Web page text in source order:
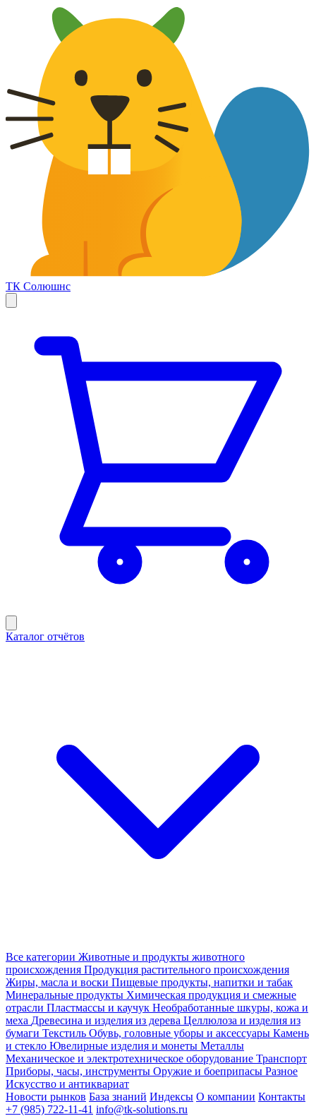
ТК Солюшнс
Каталог отчётов
Все категории Животные и продукты животного
происхождения Продукция растительного происхождения
Жиры, масла и воски Пищевые продукты, напитки и табак
Минеральные продукты Химическая продукция и смежные
отрасли Пластмассы и каучук Необработанные шкуры, кожа и
меха Древесина и изделия из дерева Целлюлоза и изделия из
бумаги Текстиль Обувь, головные уборы и аксессуары Камень
и стекло Ювелирные изделия и монеты Металлы
Механическое и электротехническое оборудование Транспорт
Приборы, часы, инструменты Оружие и боеприпасы Разное
Искусство и антиквариат
Новости рынков База знаний Индексы О компании Контакты
+7 (985) 722-11-41 info@tk-solutions.ru